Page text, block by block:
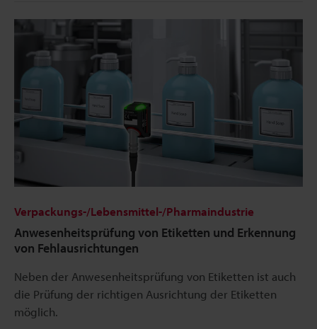
Verpackungs-/Lebensmittel-/Pharmaindustrie
Anwesenheitsprüfung von Etiketten und Erkennung
von Fehlausrichtungen
Neben der Anwesenheitsprüfung von Etiketten ist auch
die Prüfung der richtigen Ausrichtung der Etiketten
möglich.